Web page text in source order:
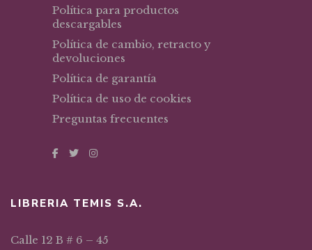
Política para productos
descargables
Política de cambio, retracto y
devoluciones
Política de garantía
Política de uso de cookies
Preguntas frecuentes
LIBRERIA TEMIS S.A.
Calle 12 B # 6 – 45